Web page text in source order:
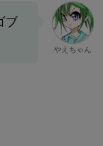
ブ
やえちゃん